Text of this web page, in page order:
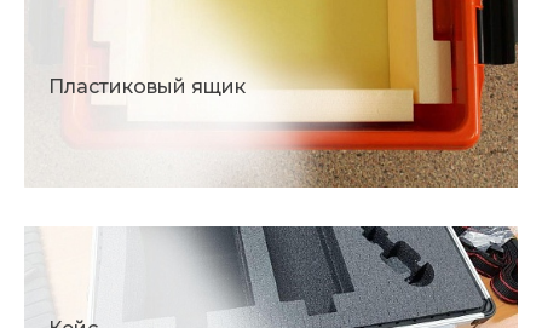
Пластиковый ящик